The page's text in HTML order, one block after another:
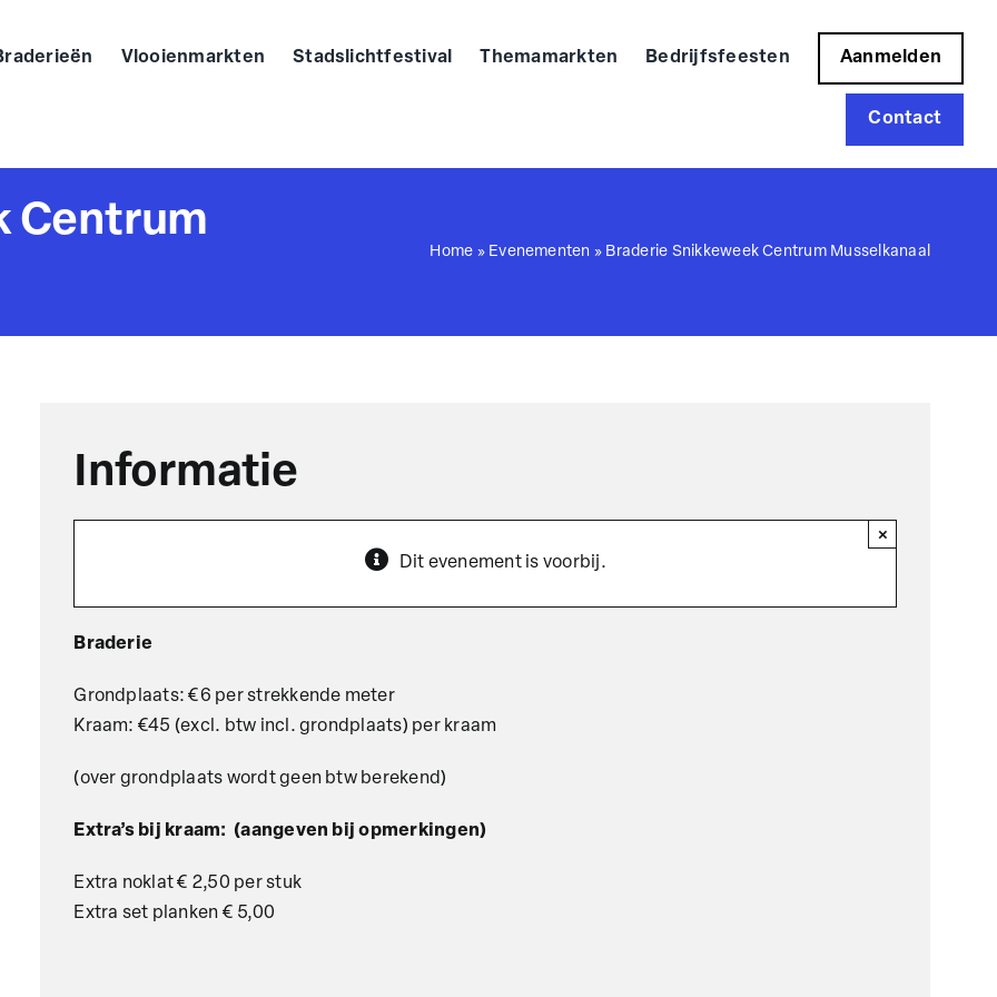
Vlooienmarkten Stadslichtfestival Themamarkten Bedrijfsfeesten Aanmelden
Contact
Centrum
Home » Evenementen » Braderie Snikkeweek Centrum Musselkanaal
Informatie
Dit evenement is voorbij.
×
Braderie
Grondplaats: €6 per strekkende meter
Kraam: €45 (excl. btw incl. grondplaats) per kraam
(over grondplaats wordt geen btw berekend)
Extra’s bij kraam: (aangeven bij opmerkingen)
Extra noklat € 2,50 per stuk
Extra set planken € 5,00